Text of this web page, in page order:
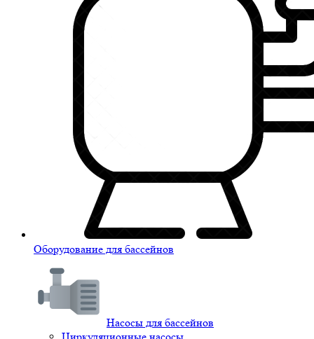
Оборудование для бассейнов
Насосы для бассейнов